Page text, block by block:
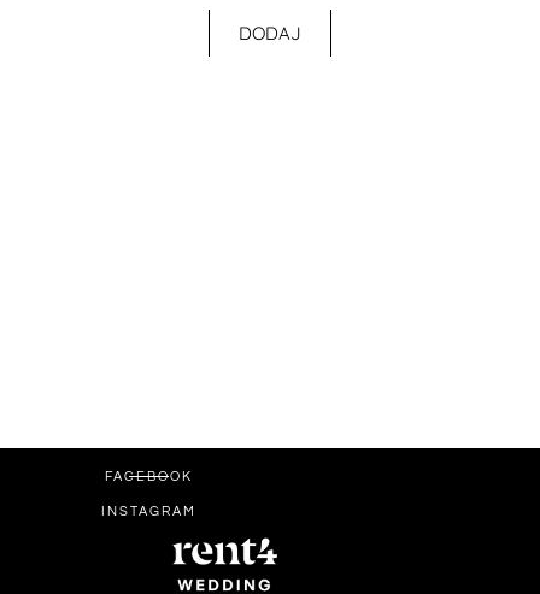
DODAJ
FACEBOOK
INSTAGRAM